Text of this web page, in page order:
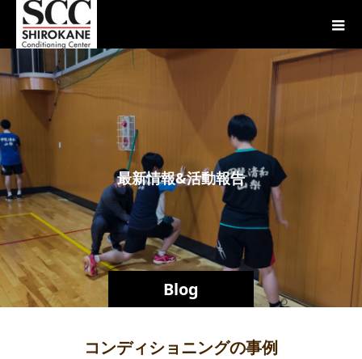
Blog
最新情報&活動報告
コンディショニングの事例